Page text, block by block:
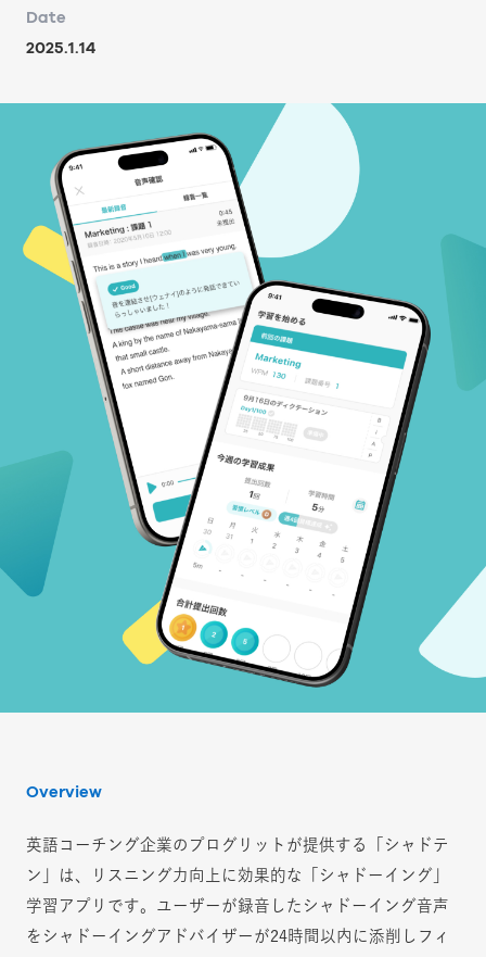
Date
2025.1.14
Overview
英語コーチング企業のプログリットが提供する「シャドテ
ン」は、リスニング力向上に効果的な「シャドーイング」
学習アプリです。ユーザーが録音したシャドーイング音声
をシャドーイングアドバイザーが24時間以内に添削しフィ